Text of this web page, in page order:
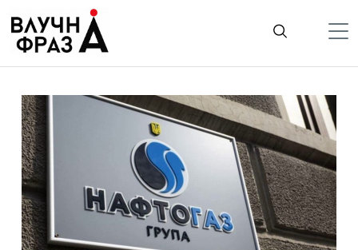
содержимому
Гроші
Життя
Лайфстайл
ТехноНаука
Людина